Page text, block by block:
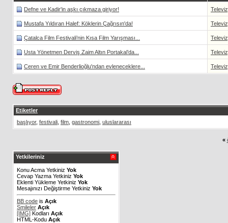
Defne ve Kadir'in aşkı çıkmaza giriyor!
Mustafa Yıldıran Halef: Köklerin Çağrısın'da!
Çatalca Film Festivali’nin Kısa Film Yarışması...
Usta Yönetmen Derviş Zaim Altın Portakal’da...
Ceren ve Emir Benderlioğlu'ndan evleneceklere...
Etiketler
başlıyor, festivali film gastronomi uluslararası
«
Yetkileriniz
Konu Acma Yetkiniz Yok
Cevap Yazma Yetkiniz Yok
Eklenti Yükleme Yetkiniz Yok
Mesajınızı Değiştirme Yetkiniz Yok
BB code is Açık
Smileler Açık
[IMG] Kodları Açık
HTML-Kodu Açık